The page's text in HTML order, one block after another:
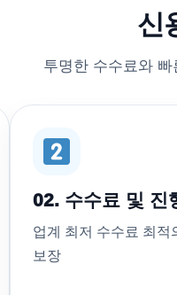
신
투명한 수수료와
02. 수수료 및 진
업계 최저 수수료 최적
보장